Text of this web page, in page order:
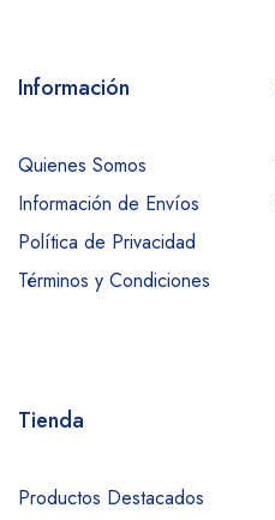
Información
Quienes Somos
Información de Envíos
Política de Privacidad
Términos y Condiciones
Tienda
Productos Destacados